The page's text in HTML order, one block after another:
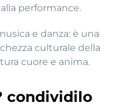
performance.
e danza: è una
culturale della
cuore e anima.
condividilo